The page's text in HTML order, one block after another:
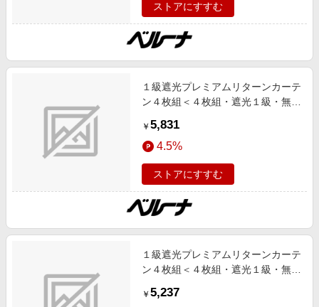
たかアイテム,形状記憶,断熱,防音
SNS,インテリア,ネット限定
ストアにすすむ
１級遮光プレミアムリターンカーテ
ン４枚組＜４枚組・遮光１級・無
活・リターンカーテン＞ ライトベ
ージュ １００Ｘ１３５ インテリア
iellio 夏号 1級遮光,UV対策/UVカッ
ト,あったかアイテム,形状記憶,断
熱,防音 SNS,インテリア,ネット限
定
￥ 5,831
4.5%
ストアにすすむ
１級遮光プレミアムリターンカーテ
ン４枚組＜４枚組・遮光１級・無
活・リターンカーテン＞ ダークグ
￥ 5,237